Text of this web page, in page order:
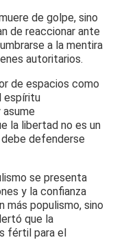
de golpe, sino
de reaccionar ante
a la mentira
autoritarios.
de espacios como
espíritu
la libertad no es un
debe defenderse
se presenta
y la confianza
más populismo, sino
que la
fértil para el